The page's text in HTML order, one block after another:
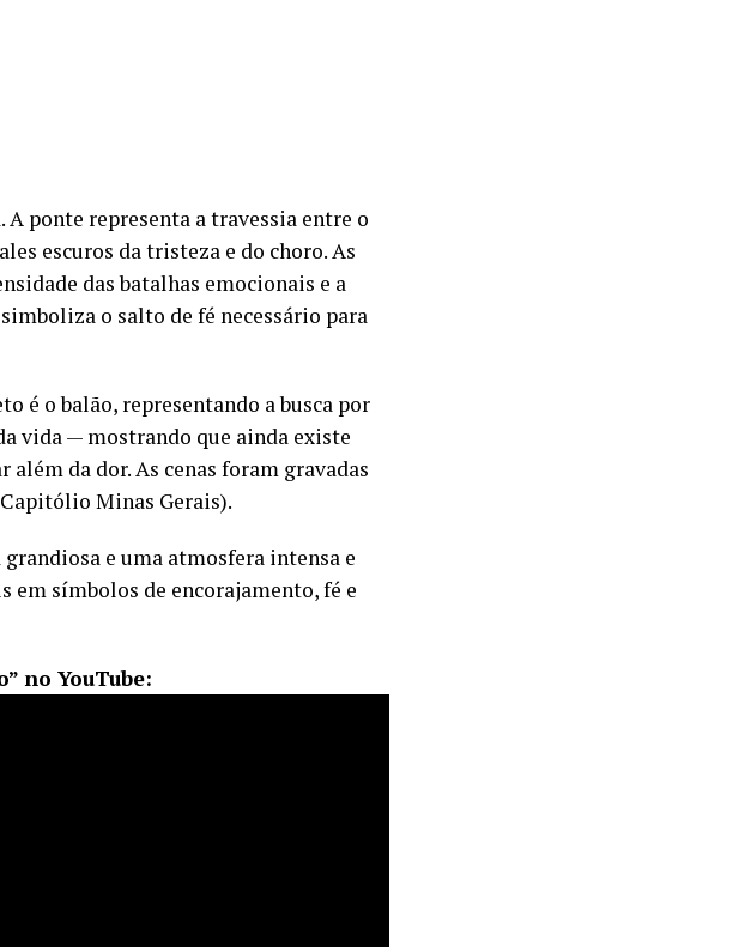
ponte representa a travessia entre o
escuros da tristeza e do choro. As
das batalhas emocionais e a
o salto de fé necessário para
é o balão, representando a busca por
vida — mostrando que ainda existe
da dor. As cenas foram gravadas
Minas Gerais).
e uma atmosfera intensa e
em símbolos de encorajamento, fé e
no YouTube: